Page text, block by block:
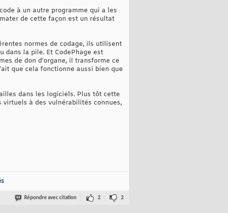
à un autre programme qui a les
de cette façon est un résultat
normes de codage, ils utilisent
dans la pile. Et CodePhage est
de don d’organe, il transforme ce
que cela fonctionne aussi bien que
dans les logiciels. Plus tôt cette
à des vulnérabilités connues,
Répondre avec citation 2 2